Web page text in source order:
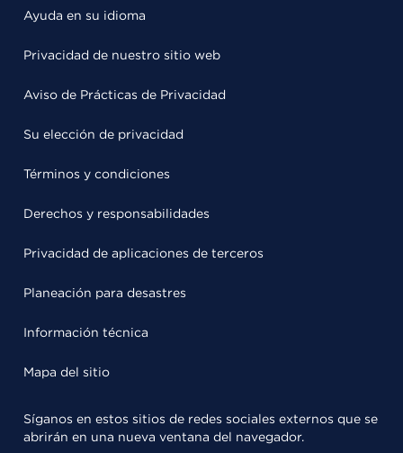
Ayuda en su idioma
Privacidad de nuestro sitio web
Aviso de Prácticas de Privacidad
Su elección de privacidad
Términos y condiciones
Derechos y responsabilidades
Privacidad de aplicaciones de terceros
Planeación para desastres
Información técnica
Mapa del sitio
Síganos en estos sitios de redes sociales externos que se
abrirán en una nueva ventana del navegador.